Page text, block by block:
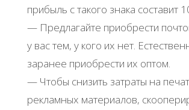
прибыль с такого знака составит
— Предлагайте приобрести
у вас тем, у кого их нет.
заранее приобрести их оптом.
— Чтобы снизить затраты на
рекламных материалов,